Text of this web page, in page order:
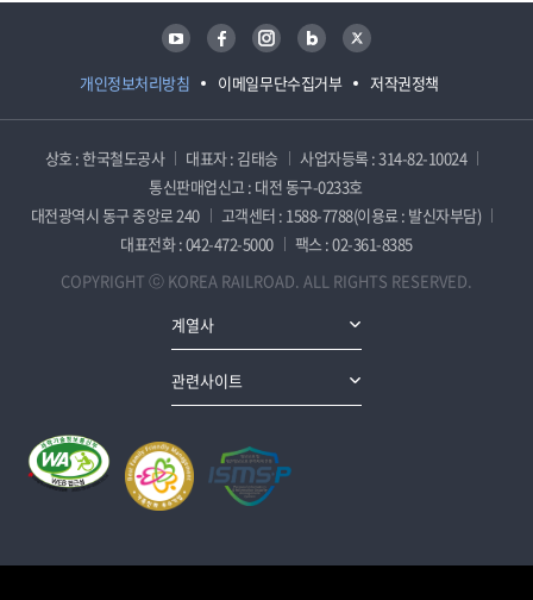
개인정보처리방침 이메일무단수집거부 저작권정책
유튜브 페이스북 인스타그램 블로그 트위터
상호 : 한국철도공사 대표자 : 김태승
사업자등록 : 314-82-10024
통신판매업신고 : 대전 동구-0233호
대전광역시 동구 중앙로 240
고객센터 : 1588-7788(이용료 : 발신자부담)
대표전화 : 042-472-5000
팩스 : 02-361-8385
COPYRIGHT ⓒ KOREA RAILROAD. ALL RIGHTS RESERVED.
계열사
관련사이트